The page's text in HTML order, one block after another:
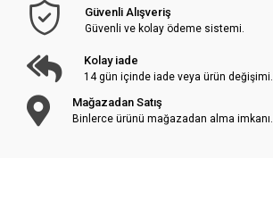
Güvenli Alışveriş
Güvenli ve kolay ödeme sistemi.
Kolay iade
14 gün içinde iade veya ürün değişimi.
Mağazadan Satış
Binlerce ürünü mağazadan alma imkanı.